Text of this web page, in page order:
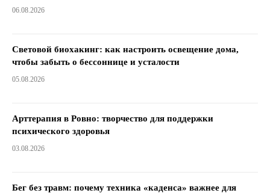
06.08.2026
Световой биохакинг: как настроить освещение дома,
чтобы забыть о бессоннице и усталости
05.08.2026
Арттерапия в Ровно: творчество для поддержки
психического здоровья
03.08.2026
Бег без травм: почему техника «каденса» важнее для